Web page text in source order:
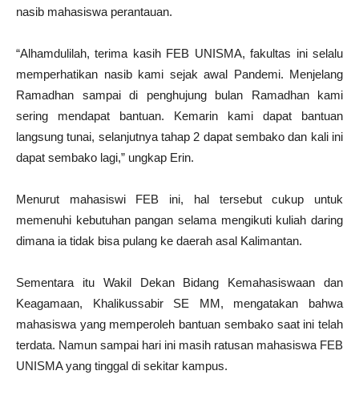
nasib mahasiswa perantauan.
“Alhamdulilah, terima kasih FEB UNISMA, fakultas ini selalu
memperhatikan nasib kami sejak awal Pandemi. Menjelang
Ramadhan sampai di penghujung bulan Ramadhan kami
sering mendapat bantuan. Kemarin kami dapat bantuan
langsung tunai, selanjutnya tahap 2 dapat sembako dan kali ini
dapat sembako lagi,” ungkap Erin.
Menurut mahasiswi FEB ini, hal tersebut cukup untuk
memenuhi kebutuhan pangan selama mengikuti kuliah daring
dimana ia tidak bisa pulang ke daerah asal Kalimantan.
Sementara itu Wakil Dekan Bidang Kemahasiswaan dan
Keagamaan, Khalikussabir SE MM, mengatakan bahwa
mahasiswa yang memperoleh bantuan sembako saat ini telah
terdata. Namun sampai hari ini masih ratusan mahasiswa FEB
UNISMA yang tinggal di sekitar kampus.